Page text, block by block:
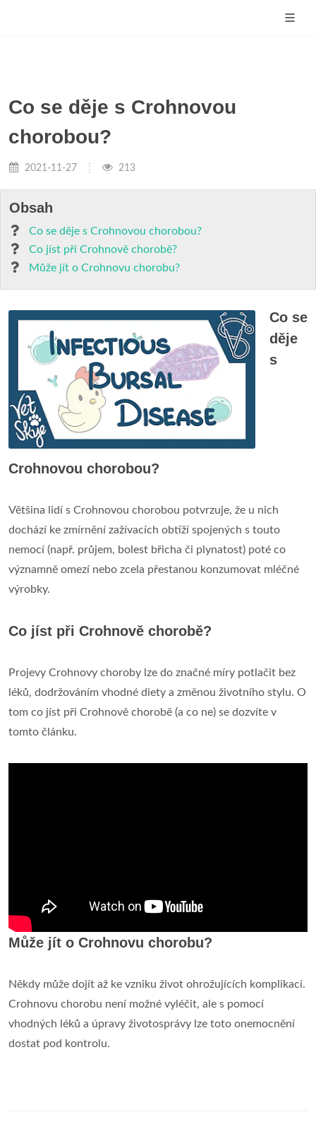
Co se děje s Crohnovou
chorobou?
2021-11-27 213
Obsah
Co se děje s Crohnovou chorobou?
Co jíst při Crohnově chorobě?
Může jít o Crohnovu chorobu?
Co se
děje
s
Crohnovou chorobou?
Většina lidí s Crohnovou chorobou potvrzuje, že u nich
dochází ke zmírnění zažívacích obtíží spojených s touto
nemocí (např. průjem, bolest břicha či plynatost) poté co
významně omezí nebo zcela přestanou konzumovat mléčné
výrobky.
Co jíst při Crohnově chorobě?
Projevy Crohnovy choroby lze do značné míry potlačit bez
léků, dodržováním vhodné diety a změnou životního stylu. O
tom co jíst při Crohnově chorobě (a co ne) se dozvíte v
tomto článku.
Může jít o Crohnovu chorobu?
Někdy může dojít až ke vzniku život ohrožujících komplikací.
Crohnovu chorobu není možné vyléčit, ale s pomocí
vhodných léků a úpravy životosprávy lze toto onemocnění
dostat pod kontrolu.